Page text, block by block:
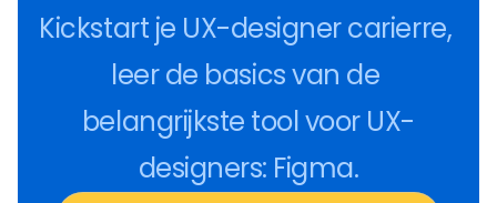
Kickstart je UX-designer carierre,
leer de basics van de
belangrijkste tool voor UX-
designers: Figma.